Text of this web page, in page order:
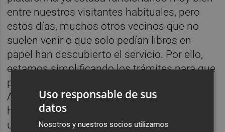
entre nuestros visitantes habituales, pero
estos días, muchos otros vecinos que no
suelen venir o que solo pedían libros en
papel han descubierto el servicio. Por ello,
estamos simplificando los trámites para que
puedan darse de alta en este catálogo.
Además, la Generalitat nos han pedido que
hagamos socios de la biblioteca a los
usuarios que lo soliciten por correo
Uso responsable de sus
datos
Nosotros y nuestros socios utilizamos